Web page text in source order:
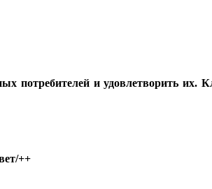
потребителей и удовлетворить их.
++